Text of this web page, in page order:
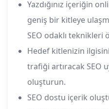
Yazdığınız içeriğin
geniş bir kitleye
SEO odaklı teknikleri
Hedef kitlenizin
trafiği artıracak SEO
oluşturun.
SEO dostu içerik